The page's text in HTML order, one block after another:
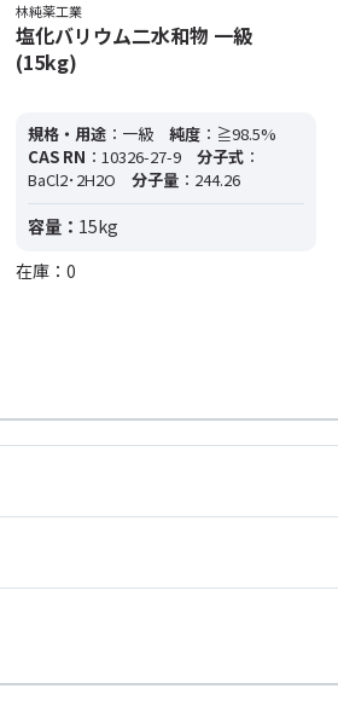
林純薬工業
塩化バリウム二水和物 一級
(15kg)
規格・用途 ：一級 純度 ：≧98.5%
CAS RN ：10326-27-9 分子式 ：
BaCl2･2H2O
分子量 ：244.26
容量： 15kg
在庫：0